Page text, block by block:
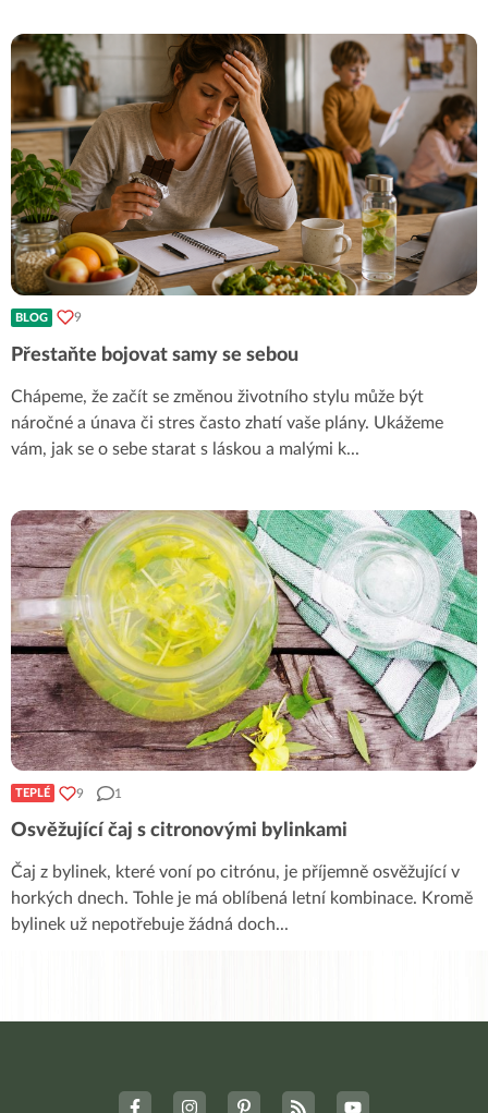
BLOG 9
Přestaňte bojovat samy se sebou
Chápeme, že začít se změnou životního stylu může být
náročné a únava či stres často zhatí vaše plány. Ukážeme
vám, jak se o sebe starat s láskou a malými k...
TEPLÉ 9 1
Osvěžující čaj s citronovými bylinkami
Čaj z bylinek, které voní po citrónu, je příjemně osvěžující v
horkých dnech. Tohle je má oblíbená letní kombinace. Kromě
bylinek už nepotřebuje žádná doch...